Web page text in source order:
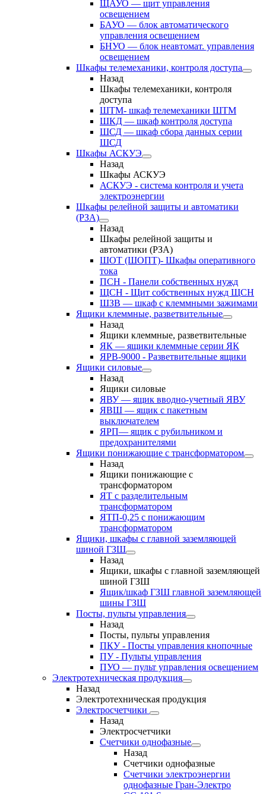
ЩАУО — щит управления
освещением
БАУО — блок автоматического
управления освещением
БНУО — блок неавтомат. управления
освещением
Шкафы телемеханики, контроля доступа
Назад
Шкафы телемеханики, контроля
доступа
ШТМ- шкаф телемеханики ШТМ
ШКД — шкаф контроля доступа
ШСД — шкаф сбора данных серии
ШСД
Шкафы АСКУЭ
Назад
Шкафы АСКУЭ
АСКУЭ - система контроля и учета
электроэнергии
Шкафы релейной защиты и автоматики
(РЗА)
Назад
Шкафы релейной защиты и
автоматики (РЗА)
ШОТ (ШОПТ)- Шкафы оперативного
тока
ПСН - Панели собственных нужд
ЩСН - Щит собственных нужд ЩСН
ШЗВ — шкаф с клеммными зажимами
Ящики клеммные, разветвительные
Назад
Ящики клеммные, разветвительные
ЯК — ящики клеммные серии ЯК
ЯРВ-9000 - Разветвительные ящики
Ящики силовые
Назад
Ящики силовые
ЯВУ — ящик вводно-учетный ЯВУ
ЯВШ — ящик с пакетным
выключателем
ЯРП— ящик с рубильником и
предохранителями
Ящики понижающие с трансформатором
Назад
Ящики понижающие с
трансформатором
ЯТ с разделительным
трансформатором
ЯТП-0,25 с понижающим
трансформатором
Ящики, шкафы с главной заземляющей
шиной ГЗШ
Назад
Ящики, шкафы с главной заземляющей
шиной ГЗШ
Ящик/шкаф ГЗШ главной заземляющей
шины ГЗШ
Посты, пульты управления
Назад
Посты, пульты управления
ПКУ - Посты управления кнопочные
ПУ - Пульты управления
ПУО — пульт управления освещением
Электротехническая продукция
Назад
Электротехническая продукция
Электросчетчики
Назад
Электросчетчики
Счетчики однофазные
Назад
Счетчики однофазные
Счетчики электроэнергии
однофазные Гран-Электро